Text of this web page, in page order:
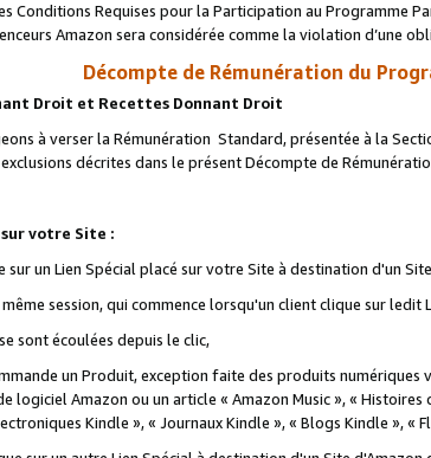
Conditions Requises pour la Participation au Programme
Amazon sera considérée comme la violation d’une
Décompte de Rémunération du
Droit et Recettes Donnant Droit
à verser la Rémunération Standard, présentée à la
décrites dans le présent Décompte de
votre Site :
un Lien Spécial placé sur votre Site à destination d'un
session, qui commence lorsqu'un client clique sur
sont écoulées depuis le clic,
un Produit, exception faite des produits numériques
logiciel Amazon ou un article « Amazon Music », « Histoires
Kindle », « Journaux Kindle », « Blogs Kindle »,